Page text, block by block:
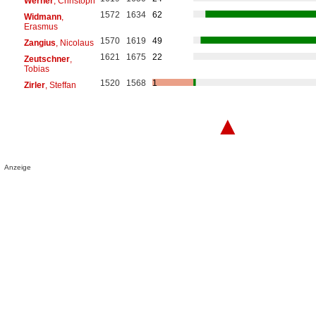
Widmann,
Erasmus
1572 1634 62
Zangius , Nicolaus 1570 1619
49
Zeutschner,
Tobias
1621 1675 22
Zirler, Steffan 1520 1568 1
▲
Anzeige